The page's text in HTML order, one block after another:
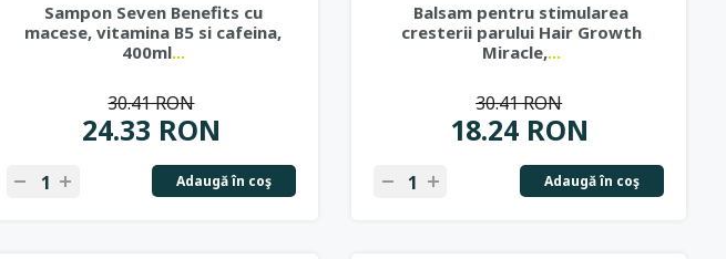
Sampon Seven Benefits cu
macese, vitamina B5 si cafeina,
400ml...
24.33 RON
30.41 RON
Adaugă în coş
Balsam pentru stimularea
cresterii parului Hair Growth
Miracle,...
18.24 RON
30.41 RON
Adaugă în coş